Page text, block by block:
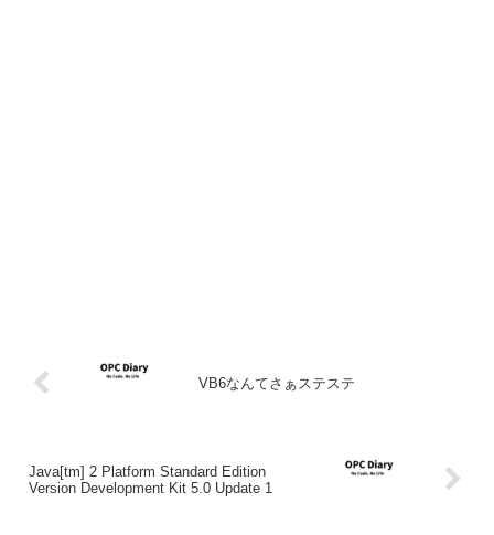
VB6なんてさぁステステ
Java[tm] 2 Platform Standard Edition
Version Development Kit 5.0 Update 1